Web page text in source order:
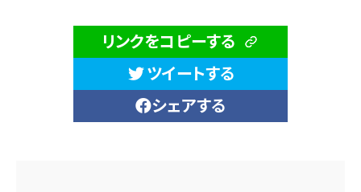
リンクをコピーする
ツイートする
シェアする